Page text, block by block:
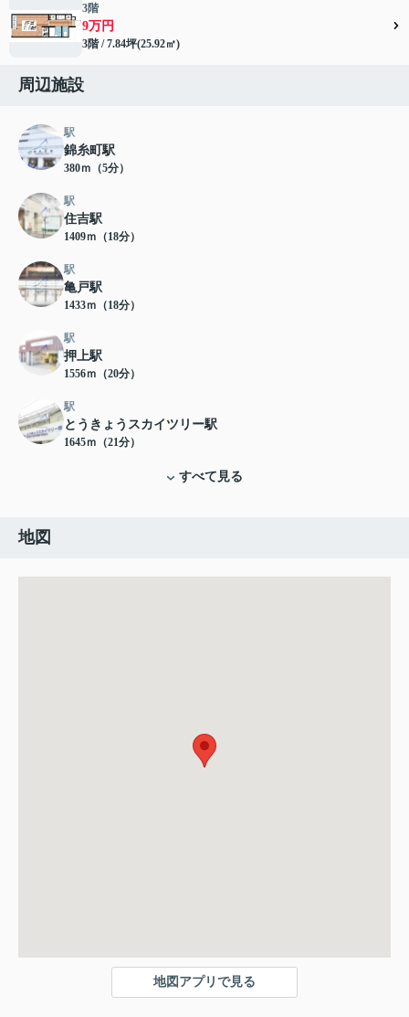
3階
9万円
3階 / 7.84坪(25.92㎡)
周辺施設
駅
錦糸町駅
380ｍ（5分）
駅
住吉駅
1409ｍ（18分）
駅
亀戸駅
1433ｍ（18分）
駅
押上駅
1556ｍ（20分）
駅
とうきょうスカイツリー駅
1645ｍ（21分）
すべて見る
地図
地図アプリで見る